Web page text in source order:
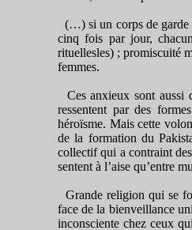
(…) si un corps de garde
cinq fois par jour,
rituelles­les) ; promiscuité
femmes.
Ces anxieux sont aussi
ressentent par des
héroïsme. Mais cette
de la formation du
collectif qui a contraint
sentent à l’aise qu’entre
Grande religion qui se
face de la bienveillance
inconsciente chez ceux